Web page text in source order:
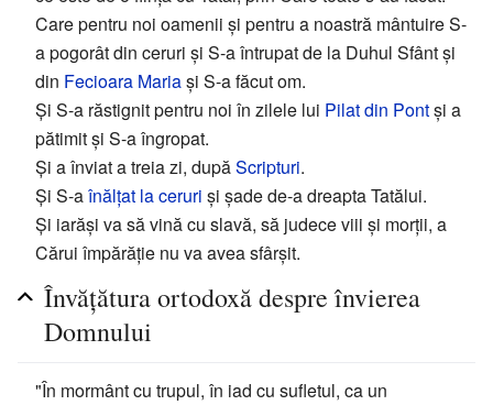
Care pentru noi oamenii și pentru a noastră mântuire S-
a pogorât din ceruri și S-a întrupat de la Duhul Sfânt și
din Fecioara Mariași S-a făcut om.
Şi S-a răstignit pentru noi în zilele lui Pilat din Pontși a
pătimit și S-a îngropat.
Şi a înviat a treia zi, dupăScripturi.
Şi S-aînălțat la ceruri și șade de-a dreapta Tatălui.
Şi iarăși va să vină cu slavă, să judece viii și morții, a
Cărui împărăție nu va avea sfârșit.
Învățătura ortodoxă despre învierea
Domnului
"În mormânt cu trupul, în iad cu sufletul, ca un